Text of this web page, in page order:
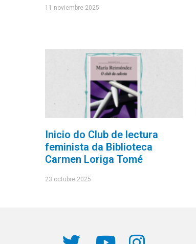
11 noviembre 2025
Inicio do Club de lectura
feminista da Biblioteca
Carmen Loriga Tomé
23 octubre 2025